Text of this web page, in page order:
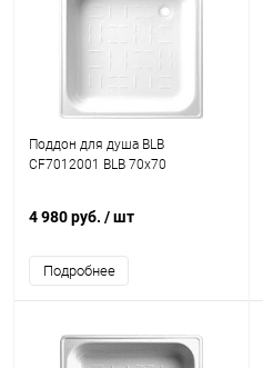
Поддон для душа BLB
CF7012001 BLB 70х70
4 980 руб. / шт
Подробнее